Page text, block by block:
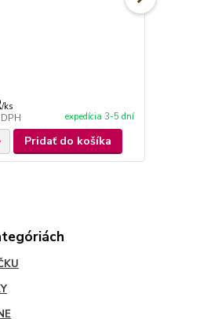
/ks
expedícia 3-5 dní
Pridať do košíka